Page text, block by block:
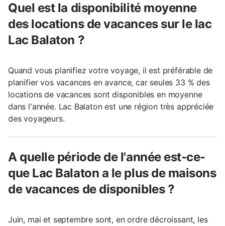
Quel est la disponibilité moyenne
des locations de vacances sur le lac
Lac Balaton ?
Quand vous planifiez votre voyage, il est préférable de
planifier vos vacances en avance, car seules 33 % des
locations de vacances sont disponibles en moyenne
dans l'année. Lac Balaton est une région très appréciée
des voyageurs.
A quelle période de l'année est-ce-
que Lac Balaton a le plus de maisons
de vacances de disponibles ?
Juin, mai et septembre sont, en ordre décroissant, les